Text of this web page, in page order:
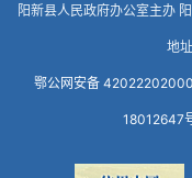
阳新县人民政府办公室主办
地
鄂公网安备
18012647